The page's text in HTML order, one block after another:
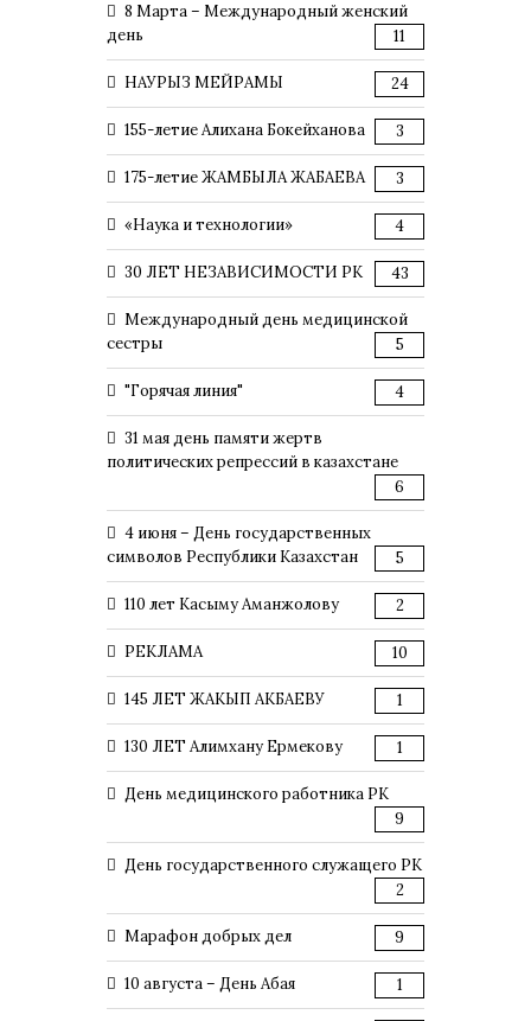
8 Марта – Международный женский
день
11
НАУРЫЗ МЕЙРАМЫ 24
155-летие Алихана Бокейханова 3
175-летие ЖАМБЫЛА ЖАБАЕВА 3
«Наука и технологии» 4
30 ЛЕТ НЕЗАВИСИМОСТИ РК 43
Международный день медицинской
сестры
5
"Горячая линия" 4
31 мая день памяти жертв
политических репрессий в казахстане
6
4 июня – День государственных
символов Республики Казахстан
5
110 лет Касыму Аманжолову 2
РЕКЛАМА 10
145 ЛЕТ ЖАКЫП АКБАЕВУ 1
130 ЛЕТ Алимхану Ермекову 1
День медицинского работника РК
9
День государственного служащего РК
2
Марафон добрых дел 9
10 августа – День Абая 1